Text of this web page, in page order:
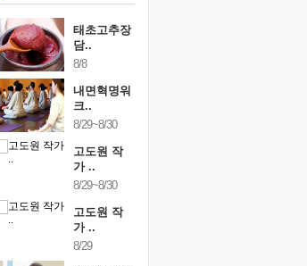
태초고추장
담..
8/8
내면혁명워
크..
8/29~8/30
고도원 작
가 ..
8/29~8/30
고도원 작
가 ..
8/29